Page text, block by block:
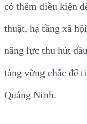
có thêm điều kiện
thuật, hạ tầng xã
năng lực thu hút
tảng vững chắc để
Quảng Ninh.